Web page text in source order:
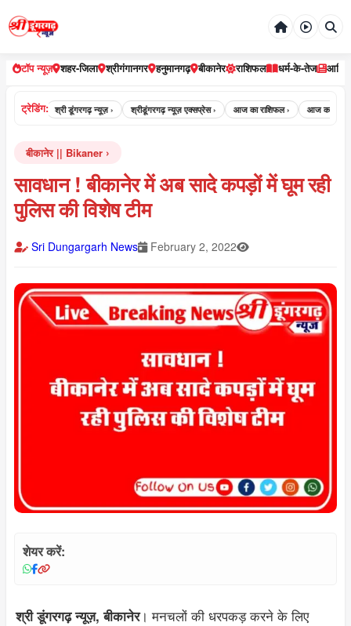
टॉप न्यूज़ शहर-जिला श्रीगंगानगर हनुमानगढ़ बीकानेर राशिफल धर्म-के-तेज
ट्रेडिंग:
न्यूज़ › श्री डूंगरगढ़ न्यूज़ › श्रीडूंगरगढ़ न्यूज़ एक्सप्रेस › आज का राशिफल › आज का पंचांग ›
बीकानेर || Bikaner
सावधान ! बीकानेर में अब सादे कपड़ों में घूम रही
पुलिस की विशेष टीम
Sri Dungargarh News February 2, 2022
शेयर करें:
श्री डूंगरगढ़ न्यूज़, बीकानेर। मनचलों की धरपकड़ करने के लिए